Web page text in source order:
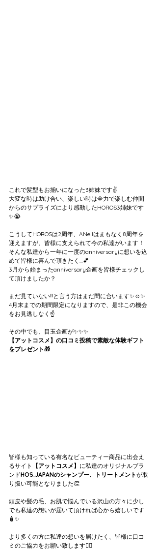
これで髪型もお揃いになった3姉妹です✌️
大変な時は助け合い、楽しい時は全力で楽しむ仲間
からのサプライズにより感動したHOROS3姉妹です
✨😭
こうしてHOROSは2周年、ANellはまもなく8周年を
迎えますが、皆様に支えられて今の私達がいます！
そんな私達から一年に一度のanniversaryに想いを込
めて皆様に喜んで頂きたく…💕
3月から始まったanniversary企画を皆様チェックし
て頂けましたか？
まだ見ていない‼️と言う方はまだ間に合います✨☺️✨
4月末までの期間限定になりますので、是非この機会
をお見逃しなく☝️
その中でも、目玉企画が✨✨✨
【アットコスメ】の口コミ投稿で素敵な体験ギフト
をプレゼント🎁
皆様も知っている有名なビューティー商品に出会え
るサイト
【アットコスメ】 に私達のオリジナルブラ
ンドHOS.JAPANのシャンプー、トリートメントが取
り扱い可能となりました👏
頭皮や髪の毛、お肌で悩んでいる沢山の方々に少し
でも私達の想いが届いて頂ければ心から嬉しいです
🧴‎✨
より多くの方に私達の想いを届けたく、皆様に口コ
ミのご協力をお願い致します🙇‍♀️